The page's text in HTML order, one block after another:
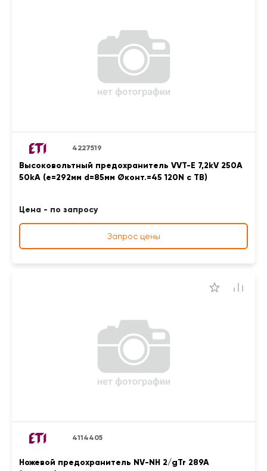
4227519
Высоковольтный предохранитель VVT-E 7,2kV 250A
50kA (e=292мм d=85мм Øконт.=45 120N с ТВ)
Цена - по запросу
Запрос цены
4114405
Ножевой предохранитель NV-NH 2/gTr 289A